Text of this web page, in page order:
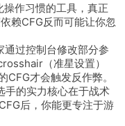
操作习惯的工具，真正
赖CFG反而可能让你忽
通过控制台修改部分参
（准星设置）
才会触发反作弊。
手的实力核心在于战术
后，你能更专注于游